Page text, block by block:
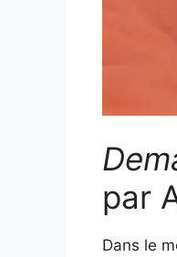
par
Dans le